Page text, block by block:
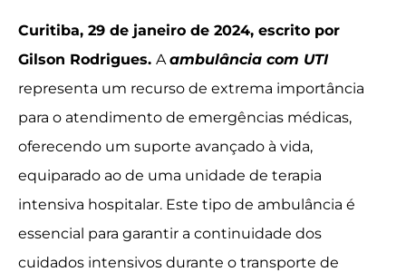
Curitiba, 29 de janeiro de 2024, escrito por
Gilson Rodrigues. Aambulância com UTI
representa um recurso de extrema importância
para o atendimento de emergências médicas,
oferecendo um suporte avançado à vida,
equiparado ao de uma unidade de terapia
intensiva hospitalar. Este tipo de ambulância é
essencial para garantir a continuidade dos
cuidados intensivos durante o transporte de